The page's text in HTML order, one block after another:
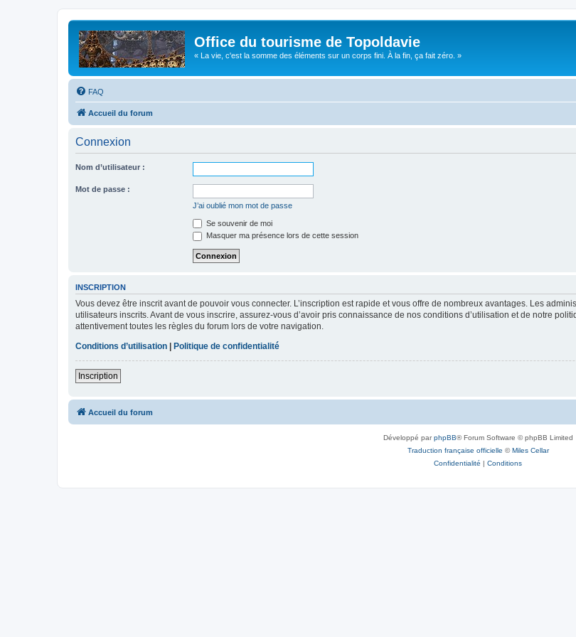
Office du tourisme de Topoldavie
« La vie, c'est la somme des éléments sur un corps fini. À la fin, ça fait zéro. »
FAQ
Accueil du forum
Connexion
Nom d’utilisateur :
Mot de passe :
J’ai oublié mon mot de passe
Se souvenir de moi
Masquer ma présence lors de cette session
INSCRIPTION
Vous devez être inscrit avant de pouvoir vous connecter. L’inscription est rapide et vous offre de nombreux avantages. Les
utilisateurs inscrits. Avant de vous inscrire, assurez-vous d’avoir pris connaissance de nos conditions d’utilisation et de notre
attentivement toutes les règles du forum lors de votre navigation.
Conditions d’utilisation
Politique de confidentialité
Inscription
Accueil du forum
Développé parphpBB® Forum Software © phpBB Limited
Traduction française officielle ©Miles Cellar
Confidentialité | Conditions